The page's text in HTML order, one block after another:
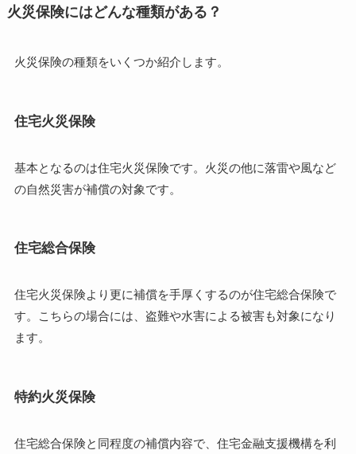
火災保険にはどんな種類がある？
火災保険の種類をいくつか紹介します。
住宅火災保険
基本となるのは住宅火災保険です。火災の他に落雷や風など
の自然災害が補償の対象です。
住宅総合保険
住宅火災保険より更に補償を手厚くするのが住宅総合保険で
す。こちらの場合には、盗難や水害による被害も対象になり
ます。
特約火災保険
住宅総合保険と同程度の補償内容で、住宅金融支援機構を利